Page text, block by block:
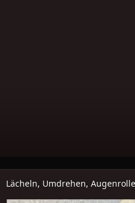
Lächeln, Umdrehen,